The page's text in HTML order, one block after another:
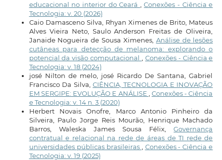
educacional no interior do Ceará
,Conexões - Ciência e
Tecnologia: v. 20 (2026)
Caio Damasceno Silva, Rhyan Ximenes de Brito, Mateus
Alves Vieira Neto, Saulo Anderson Freitas de Oliveira,
Janaide Nogueira de Sousa Ximenes, Análise de lesões
cutâneas para detecção de melanoma: explorando o
potencial da visão computacional
Conexões - Ciência e
Tecnologia: v. 18 (2024)
josé Nilton de melo, josé Ricardo De Santana, Gabriel
Francisco Da Silva, CIÊNCIA, TECNOLOGIA E INOVAÇÃO
EM SERGIPE: EVOLUÇÃO E ANÁLISE
Conexões - Ciência
e Tecnologia: v. 14 n. 3 (2020)
Herbert Novais Onofre, Marco Antonio Pinheiro da
Silveira, Paulo Jorge Reis Mourão, Henrique Machado
Barros, Waleska James Sousa Félix,Governança
contratual e relacional na rede de áreas de TI rede de
universidades públicas brasileiras
Conexões - Ciência e
Tecnologia: v. 19 (2025)